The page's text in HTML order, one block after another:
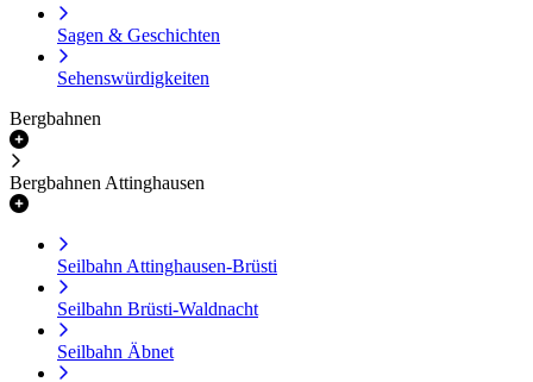
Sagen & Geschichten
Sehenswürdigkeiten
Bergbahnen
Bergbahnen Attinghausen
Seilbahn Attinghausen-Brüsti
Seilbahn Brüsti-Waldnacht
Seilbahn Äbnet